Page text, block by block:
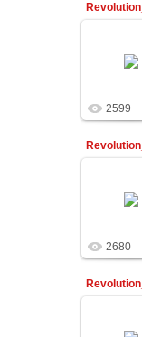
2599
2680